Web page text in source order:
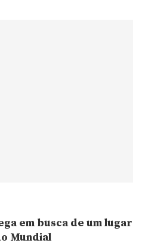
em busca de um lugar
Mundial